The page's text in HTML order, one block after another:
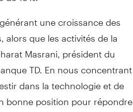
une croissance des
que les activités de la
Masrani, président du
TD. En nous concentrant
dans la technologie et de
bonne position pour répondre